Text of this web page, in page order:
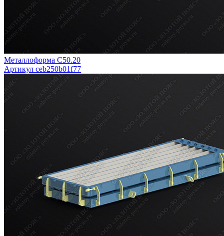
Металлоформа С50.20
Артикул ceb250b01f77